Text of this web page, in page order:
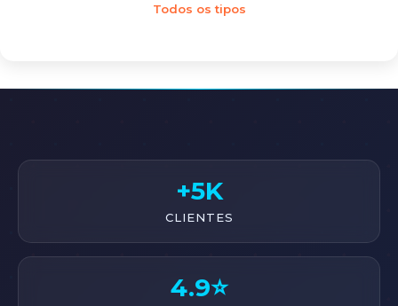
Todos os tipos
+5K
CLIENTES
4.9⭐